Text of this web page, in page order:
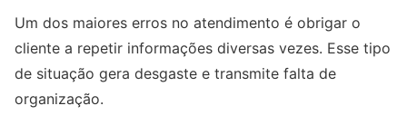
Um dos maiores erros no atendimento é obrigar o
cliente a repetir informações diversas vezes. Esse tipo
de situação gera desgaste e transmite falta de
organização.